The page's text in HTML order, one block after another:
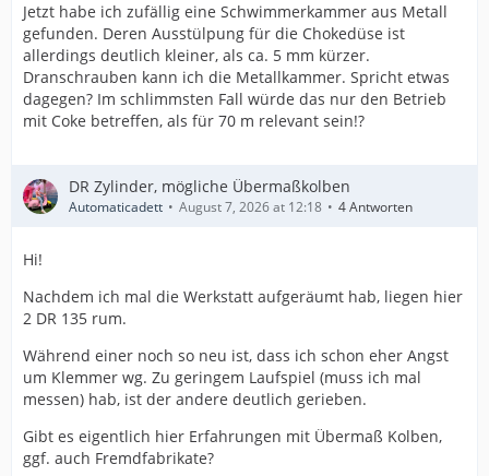
Jetzt habe ich zufällig eine Schwimmerkammer aus Metall
gefunden. Deren Ausstülpung für die Chokedüse ist
allerdings deutlich kleiner, als ca. 5 mm kürzer.
Dranschrauben kann ich die Metallkammer. Spricht etwas
dagegen? Im schlimmsten Fall würde das nur den Betrieb
mit Coke betreffen, als für 70 m relevant sein!?
DR Zylinder, mögliche Übermaßkolben
Automaticadett August 7, 2026 at 12:18 4 Antworten
Hi!
Nachdem ich mal die Werkstatt aufgeräumt hab, liegen hier
2 DR 135 rum.
Während einer noch so neu ist, dass ich schon eher Angst
um Klemmer wg. Zu geringem Laufspiel (muss ich mal
messen) hab, ist der andere deutlich gerieben.
Gibt es eigentlich hier Erfahrungen mit Übermaß Kolben,
ggf. auch Fremdfabrikate?